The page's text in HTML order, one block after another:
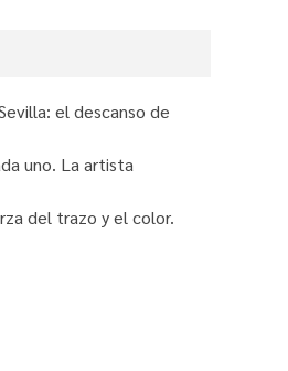
el descanso de
uno. La artista
del trazo y el color.